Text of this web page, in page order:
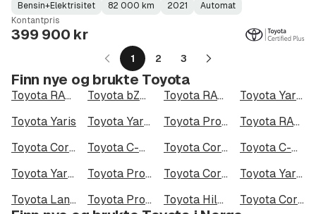
Fuel
Type:
Bensin+Elektrisitet
Kilometerstand: 82 000 km
Model
Year:
2021
Gearbox
Type:
Automat
Kontantpris
399 900 kr
1 2 3
Neste
Finn nye og brukte Toyota
Toyota RAV4 Toyota bZ4X Toyota RAV4 Plug-in Hybrid
Toyota Yaris Cross
Toyota Yaris
Toyota Yaris Cross Hybrid AWD-i Toyota ProAce
Toyota RAV4 Hybrid AWD-i
Toyota Corolla Cross
Toyota C-HR Toyota Corolla Cross Hybrid AWD-i
Toyota C-HR Hybrid
Toyota Yaris Hybrid
Toyota ProAce City Toyota Corolla
Toyota Yaris Cross Hybrid 115 AWD-i
Toyota Land Cruiser Prado
Toyota ProAce City Electric Toyota Hilux Toyota Corolla Touring Sports Hybrid